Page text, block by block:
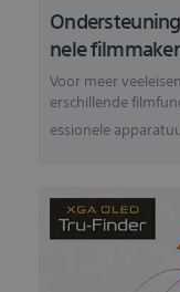
nele
Voor meer
erschillende
essionele